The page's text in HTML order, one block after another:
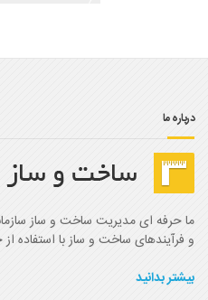
درباره ما
ما حرفه ای مدیریت ساخت و ساز
و فرآیندهای ساخت و ساز با استفاده
بیشتر بدانید